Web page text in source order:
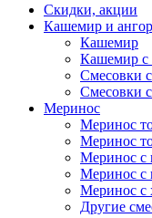
Скидки, акции
Кашемир и
Кашемир
Кашемир с
Смесовки
Смесовки
Меринос
Меринос
Меринос
Меринос с
Меринос с
Меринос с
Другие